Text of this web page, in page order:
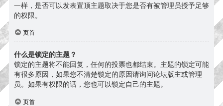
一样，是否可以发表置顶主题取决于您是否有被管理员授予足够
的权限。
页首
什么是锁定的主题？
锁定的主题将不能回复，任何的投票也都结束。主题的锁定可能
有很多原因，如果您不清楚锁定的原因请询问论坛版主或管理
员。如果有权限的话，您也可以锁定自己的主题。
页首